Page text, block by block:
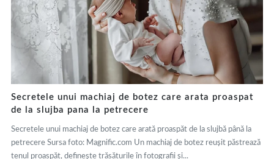
Secretele unui machiaj de botez care arata proaspat
de la slujba pana la petrecere
Secretele unui machiaj de botez care arată proaspăt de la slujbă până la
petrecere Sursa foto: Magnific.com Un machiaj de botez reușit păstrează
tenul proaspăt, definește trăsăturile în fotografii și...